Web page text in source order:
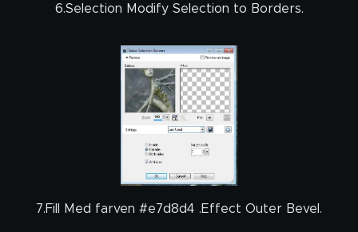
6.Selection Modify Selection to Borders.
7.Fill Med farven #e7d8d4 .Effect Outer Bevel.